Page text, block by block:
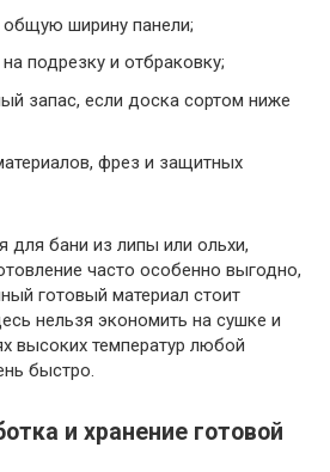
ширину панели;
подрезку и отбраковку;
запас, если доска сортом ниже
фрез и защитных
для бани из липы или ольхи,
часто особенно выгодно,
готовый материал стоит
нельзя экономить на сушке и
высоких температур любой
быстро.
и хранение готовой